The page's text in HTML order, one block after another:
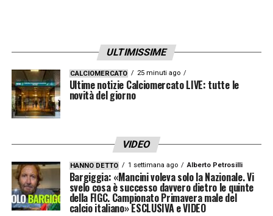
ULTIMISSIME
CALCIOMERCATO 25 minuti ago
Ultime notizie Calciomercato LIVE: tutte le
novità del giorno
VIDEO
HANNO DETTO 1 settimana ago Alberto Petrosilli
Bargiggia: «Mancini voleva solo la Nazionale. Vi
svelo cosa è successo davvero dietro le quinte
della FIGC. Campionato Primavera male del
calcio italiano» ESCLUSIVA e VIDEO